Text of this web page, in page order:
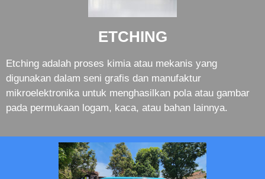
ETCHING
Etching adalah proses kimia atau mekanis yang
digunakan dalam seni grafis dan manufaktur
mikroelektronika untuk menghasilkan pola atau gambar
pada permukaan logam, kaca, atau bahan lainnya.